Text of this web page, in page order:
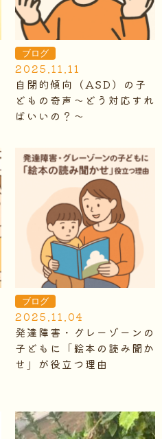
ブログ
2025.11.11
自閉的傾向（ASD）の子
どもの奇声～どう対応すれ
ばいいの？～
ブログ
2025.11.04
発達障害・グレーゾーンの
子どもに「絵本の読み聞か
せ」が役立つ理由